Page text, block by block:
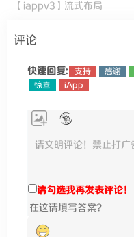
【iappv3】流式布局
评论
快速回复: 支持 感谢
惊喜
iApp
请勾选我再发表评论！